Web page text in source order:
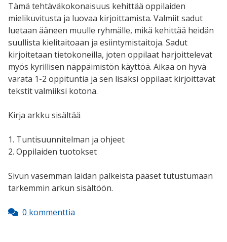
Tämä tehtäväkokonaisuus kehittää oppilaiden
mielikuvitusta ja luovaa kirjoittamista. Valmiit sadut
luetaan ääneen muulle ryhmälle, mikä kehittää heidän
suullista kielitaitoaan ja esiintymistaitoja. Sadut
kirjoitetaan tietokoneilla, joten oppilaat harjoittelevat
myös kyrillisen näppäimistön käyttöä. Aikaa on hyvä
varata 1-2 oppituntia ja sen lisäksi oppilaat kirjoittavat
tekstit valmiiksi kotona.
Kirja arkku sisältää
1. Tuntisuunnitelman ja ohjeet
2. Oppilaiden tuotokset
Sivun vasemman laidan palkeista pääset tutustumaan
tarkemmin arkun sisältöön.
0 kommenttia